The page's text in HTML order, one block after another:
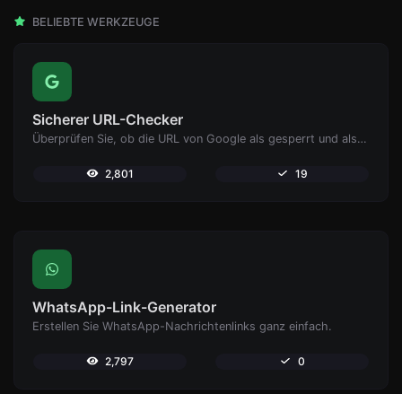
BELIEBTE WERKZEUGE
Sicherer URL-Checker
Überprüfen Sie, ob die URL von Google als gesperrt und als sicher/unsicher gekennzeichnet ist.
2,801 19
WhatsApp-Link-Generator
Erstellen Sie WhatsApp-Nachrichtenlinks ganz einfach.
2,797 0